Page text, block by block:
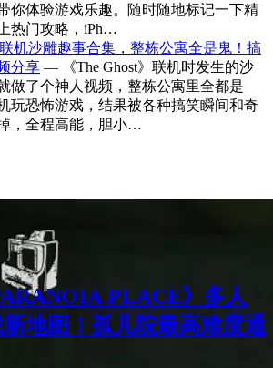
你体验游戏乐趣。随时随地标记一下精
热门攻略，iPh…
联机沙雕趣事合集，整栋公寓全是鬼！搞
分享 — 《The Ghost》联机时发生的沙
做了个神人视频，整栋公寓里全都是
玩恐怖游戏，结果被各种搞笑瞬间和奇
，全程高能，胆小…
PLACE》多人
地图！孤儿院最高难度通